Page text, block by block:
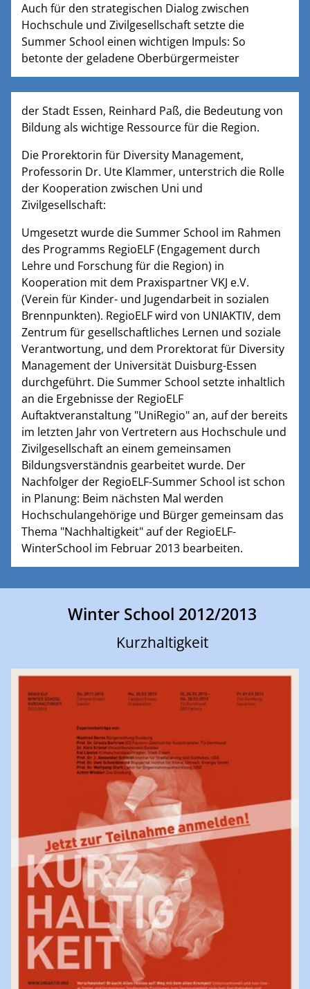
Auch für den strategischen Dialog zwischen
Hochschule und Zivilgesellschaft setzte die
Summer School einen wichtigen Impuls: So
betonte der geladene Oberbürgermeister
der Stadt Essen, Reinhard Paß, die Bedeutung von
Bildung als wichtige Ressource für die Region.
Die Prorektorin für Diversity Management,
Professorin Dr. Ute Klammer, unterstrich die Rolle
der Kooperation zwischen Uni und
Zivilgesellschaft:
Umgesetzt wurde die Summer School im Rahmen
des Programms RegioELF (Engagement durch
Lehre und Forschung für die Region) in
Kooperation mit dem Praxispartner VKJ e.V.
(Verein für Kinder- und Jugendarbeit in sozialen
Brennpunkten). RegioELF wird von UNIAKTIV, dem
Zentrum für gesellschaftliches Lernen und soziale
Verantwortung, und dem Prorektorat für Diversity
Management der Universität Duisburg-Essen
durchgeführt. Die Summer School setzte inhaltlich
an die Ergebnisse der RegioELF
Auftaktveranstaltung "UniRegio" an, auf der bereits
im letzten Jahr von Vertretern aus Hochschule und
Zivilgesellschaft an einem gemeinsamen
Bildungsverständnis gearbeitet wurde. Der
Nachfolger der RegioELF-Summer School ist schon
in Planung: Beim nächsten Mal werden
Hochschulangehörige und Bürger gemeinsam das
Thema "Nachhaltigkeit" auf der RegioELF-
WinterSchool im Februar 2013 bearbeiten.
Winter School 2012/2013
Kurzhaltigkeit